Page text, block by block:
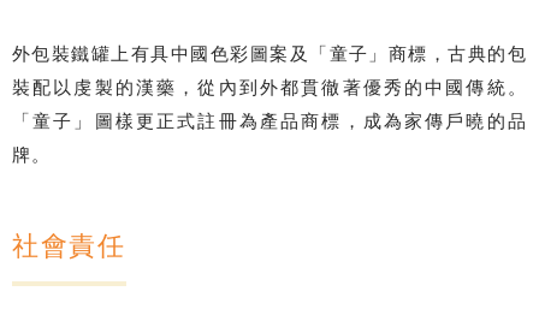
外包裝鐵罐上有具中國色彩圖案及「童子」商標，古典的包
裝配以虔製的漢藥，從內到外都貫徹著優秀的中國傳統。
「童子」圖樣更正式註冊為產品商標，成為家傳戶曉的品
牌。
社會責任